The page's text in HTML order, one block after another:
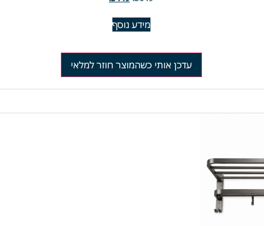
מידע נוסף
עדכן אותי כשהמוצר חוזר למלאי